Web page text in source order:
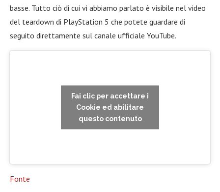
basse. Tutto ciò di cui vi abbiamo parlato è visibile nel video
del teardown di PlayStation 5 che potete guardare di
seguito direttamente sul canale ufficiale YouTube.
Fai clic per accettare i
Cookie ed abilitare
questo contenuto
Fonte